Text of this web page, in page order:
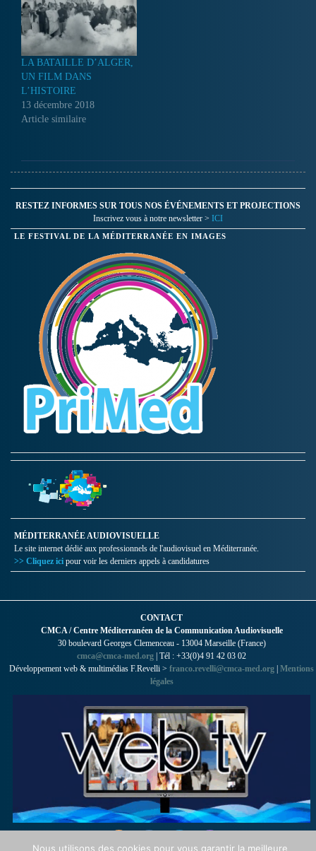
LA BATAILLE D’ALGER,
UN FILM DANS
L’HISTOIRE
13 décembre 2018
Article similaire
RESTEZ INFORMES SUR TOUS NOS ÉVÉNEMENTS ET PROJECTIONS
Inscrivez vous à notre newsletter > ICI
LE FESTIVAL DE LA MÉDITERRANÉE EN IMAGES
MÉDITERRANÉE AUDIOVISUELLE
Le site internet dédié aux professionnels de l'audiovisuel en Méditerranée.
>> Cliquez ici pour voir les derniers appels à candidatures
CONTACT
CMCA / Centre Méditerranéen de la Communication Audiovisuelle
30 boulevard Georges Clemenceau - 13004 Marseille (France)
cmca@cmca-med.org | Tél : +33(0)4 91 42 03 02
Développement web & multimédias F.Revelli > franco.revelli@cmca-med.org | Mentions
légales
Nous utilisons des cookies pour vous garantir la meilleure